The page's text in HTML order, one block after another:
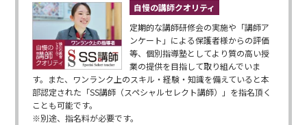
自慢の講師クオリティ
定期的な講師研修会の実施や「講師ア
ンケート」による保護者様からの評価
等、個別指導塾としてより質の高い授
業の提供を目指して取り組んでいま
す。また、ワンランク上のスキル・経験・知識を備えていると本
部認定された「SS講師（スペシャルセレクト講師）」を指名頂く
ことも可能です。
※別途、指名料が必要です。